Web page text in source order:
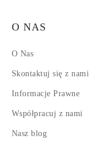
O NAS
O Nas
Skontaktuj się z nami
Informacje Prawne
Współpracuj z nami
Nasz blog